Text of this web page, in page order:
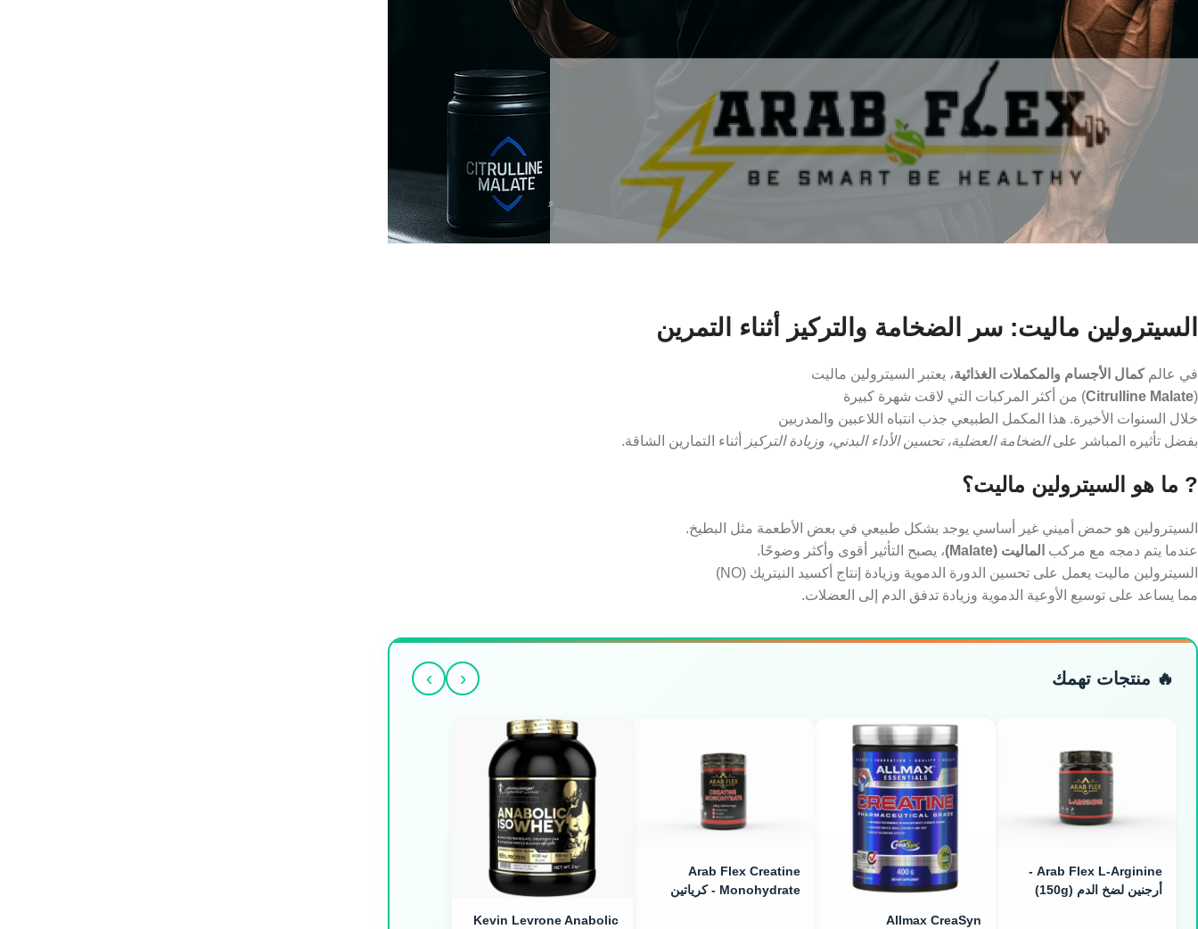
السيترولين ماليت: سر الضخامة والتركيز أثناء التمرين
في عالمكمال الأجسام والمكملات الغذائية، يعتبر السيترولين ماليت
(
Citrulline Malate) من أكثر المركبات التي لاقت شهرة كبيرة
خلال السنوات الأخيرة. هذا المكمل الطبيعي جذب انتباه اللاعبين والمدربين
بفضل تأثيره المباشر علىالضخامة العضلية، تحسين الأداء البدني، وزيادة التركيز أثناء التمارين الشاقة.
? ما هو السيترولين ماليت؟
السيترولين هو حمض أميني غير أساسي يوجد بشكل طبيعي في بعض الأطعمة مثل البطيخ.
عندما يتم دمجه مع مركب الماليت (Malate)
، يصبح التأثير أقوى وأكثر وضوحًا.
السيترولين ماليت يعمل على تحسين الدورة الدموية وزيادة إنتاج أكسيد النيتريك (NO)
مما يساعد على توسيع الأوعية الدموية وزيادة تدفق الدم إلى العضلات.
🔥 منتجات تهمك ‹
›
Arab Flex L-Arginine -
أرجنين لضخ الدم (150g)
Allmax CreaSyn
Arab Flex Creatine
Monohydrate - كرياتين
Kevin Levrone Anabolic